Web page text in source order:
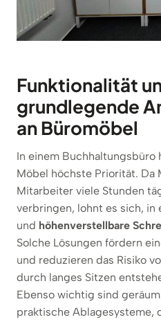
Funktionalität
grundlegende
an Büromöbel
In einem
Möbel höchste Priorität. Da
Mitarbeiter viele Stunden
verbringen, lohnt es sich, in
und höhenverstellbare
Solche Lösungen fördern
und reduzieren das Risiko
durch langes Sitzen
Ebenso wichtig sind
praktische Ablagesysteme,